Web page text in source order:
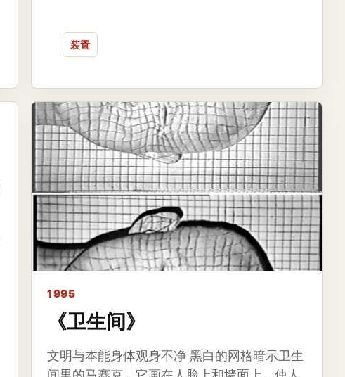
装置
1995
《卫生间》
文明与本能身体观身不净 黑白的网格暗示卫生